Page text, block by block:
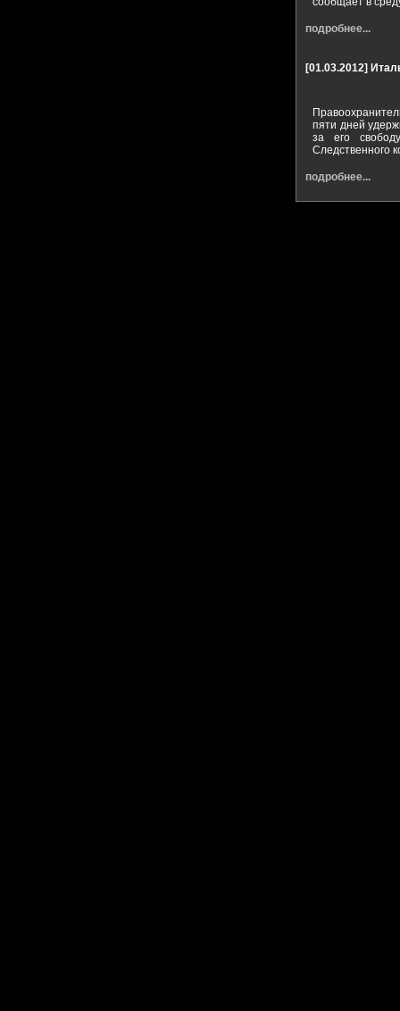
подробнее...
[01.03.2012]
пяти дней
за его
Следственного
подробнее...